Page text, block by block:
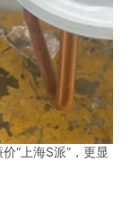
“上海S派”，更显